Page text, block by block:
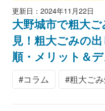
更新日：2024年11月22日
大野城市で粗大
見！粗大ごみの
順・メリット＆
コラム 粗大ご